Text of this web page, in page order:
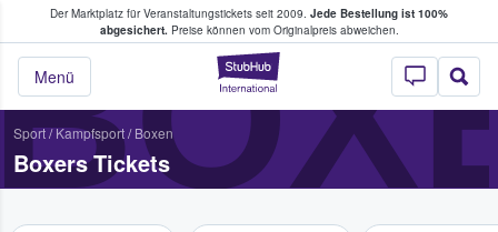
Der Marktplatz für Veranstaltungstickets seit 2009. Jede Bestellung ist 100%
abgesichert.Preise können vom Originalpreis abweichen.
StubHub - Wo
Menü
Tickets kaufen & verkaufen
Sport/Kampfsport/ Boxen
Boxers Tickets